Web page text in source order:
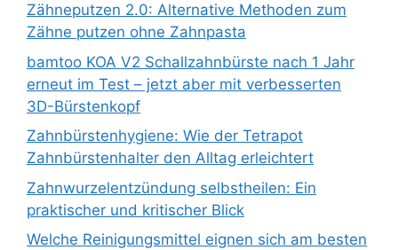
Zähneputzen 2.0: Alternative Methoden zum
Zähne putzen ohne Zahnpasta
bamtoo KOA V2 Schallzahnbürste nach 1 Jahr
erneut im Test – jetzt aber mit verbesserten
3D-Bürstenkopf
Zahnbürstenhygiene: Wie der Tetrapot
Zahnbürstenhalter den Alltag erleichtert
Zahnwurzelentzündung selbstheilen: Ein
praktischer und kritischer Blick
Welche Reinigungsmittel eignen sich am besten